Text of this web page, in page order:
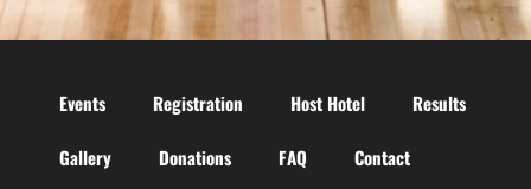
Events Registration Host Hotel Results
Gallery Donations FAQ Contact